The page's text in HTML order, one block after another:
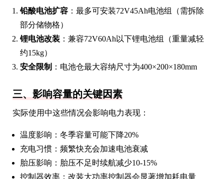
铅酸电池扩容 ：最多可安装72V45Ah电池组（需拆除
部分储物格）
锂电池改装 ：兼容72V60Ah以下锂电池组（重量减轻
约15kg）
安全限制 ：电池仓最大容纳尺寸为400×200×180mm
三、影响容量的关键因素
实际使用中这些情况会影响电力表现：
温度影响：冬季容量可能下降20%
充电习惯：频繁快充会加速电池衰减
胎压影响：胎压不足时续航减少10-15%
控制器效率：改装大功率控制器会显著增加耗电量